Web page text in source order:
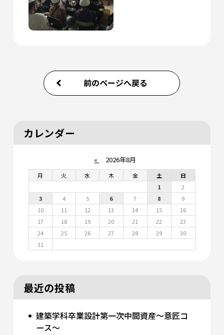
前のページへ戻る
カレンダー
« 2026年8月
月 火 水 木 金 土
日
1
2
3
4 5 6 7 8
9
10
11 12 13 14 15
16
17
18 19 20 21 22
23
24
25 26 27 28 29
30
31
最近の投稿
建築学科卒業設計第一次中間資産～意匠コ
ース～